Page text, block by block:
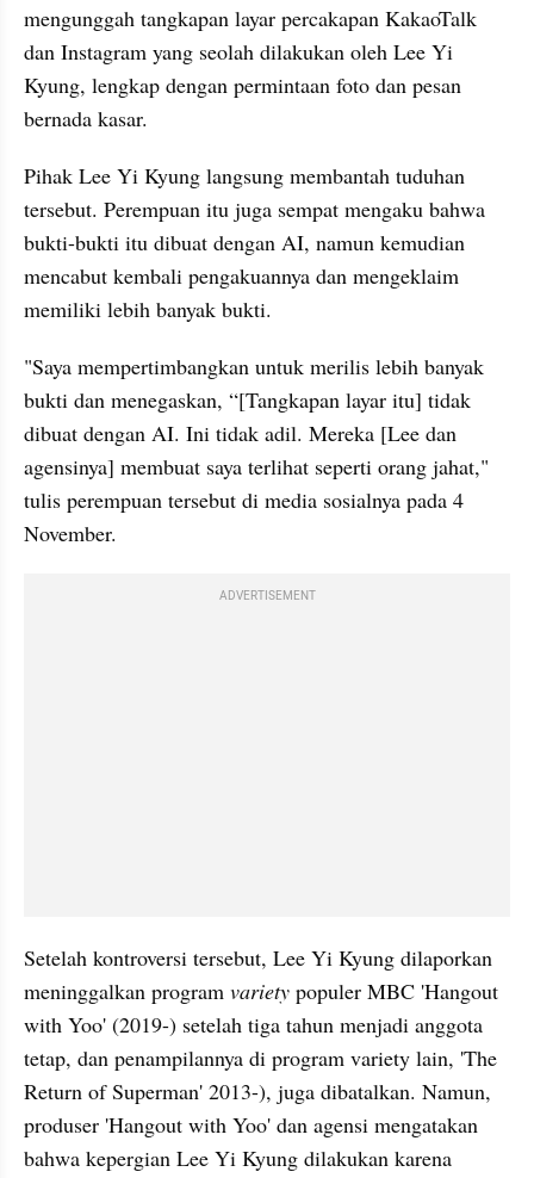
mengunggah tangkapan layar percakapan KakaoTalk
dan Instagram yang seolah dilakukan oleh Lee Yi
Kyung, lengkap dengan permintaan foto dan pesan
bernada kasar.
Pihak Lee Yi Kyung langsung membantah tuduhan
tersebut. Perempuan itu juga sempat mengaku bahwa
bukti-bukti itu dibuat dengan AI, namun kemudian
mencabut kembali pengakuannya dan mengeklaim
memiliki lebih banyak bukti.
"Saya mempertimbangkan untuk merilis lebih banyak
bukti dan menegaskan, “[Tangkapan layar itu] tidak
dibuat dengan AI. Ini tidak adil. Mereka [Lee dan
agensinya] membuat saya terlihat seperti orang jahat,"
tulis perempuan tersebut di media sosialnya pada 4
November.
ADVERTISEMENT
Setelah kontroversi tersebut, Lee Yi Kyung dilaporkan
meninggalkan program variety populer MBC 'Hangout
with Yoo' (2019-) setelah tiga tahun menjadi anggota
tetap, dan penampilannya di program variety lain, 'The
Return of Superman' 2013-), juga dibatalkan. Namun,
produser 'Hangout with Yoo' dan agensi mengatakan
bahwa kepergian Lee Yi Kyung dilakukan karena